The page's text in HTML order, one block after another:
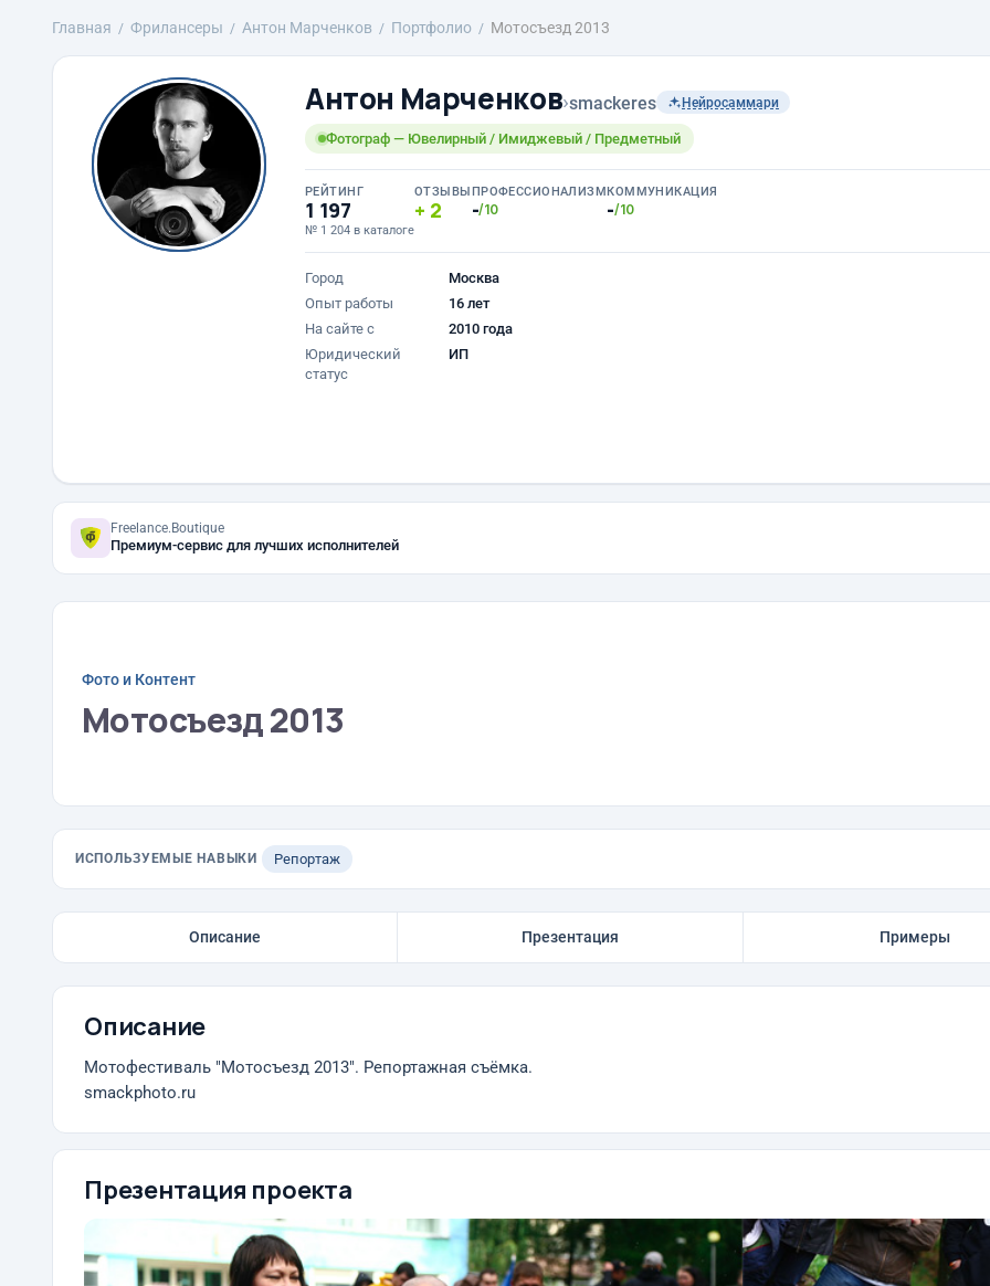
Главная Фрилансеры Антон Марченков Портфолио Мотосъезд 2013
Антон Марченков›smackeres Нейросаммари
Фотограф — Ювелирный / Имиджевый / Предметный
РЕЙТИНГ
1 197
№ 1 204 в каталоге
ОТЗЫВЫ
2
ПРОФЕССИОНАЛИЗМ
-/10
КОММУНИКАЦИЯ
-/10
Город
Москва
Опыт работы
16 лет
На сайте с
2010 года
Юридический
статус
ИП
Freelance.Boutique
Премиум-сервис для лучших исполнителей
Фото и Контент
Мотосъезд 2013
ИСПОЛЬЗУЕМЫЕ НАВЫКИ Репортаж
Описание Презентация Примеры
Описание
Мотофестиваль "Мотосъезд 2013". Репортажная съёмка.
smackphoto.ru
Презентация проекта